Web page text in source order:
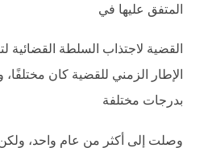
المتفق عليها في
القضية لاجتذاب السلطة القضائية
الإطار الزمني للقضية كان
بدرجات مختلفة
وصلت إلى أكثر من عام واحد،